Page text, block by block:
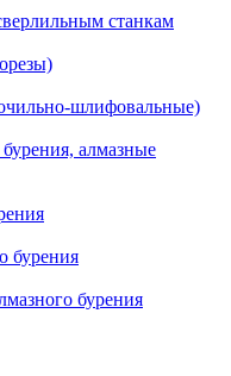
станкам
шлифовальные)
алмазные
бурения
бурения